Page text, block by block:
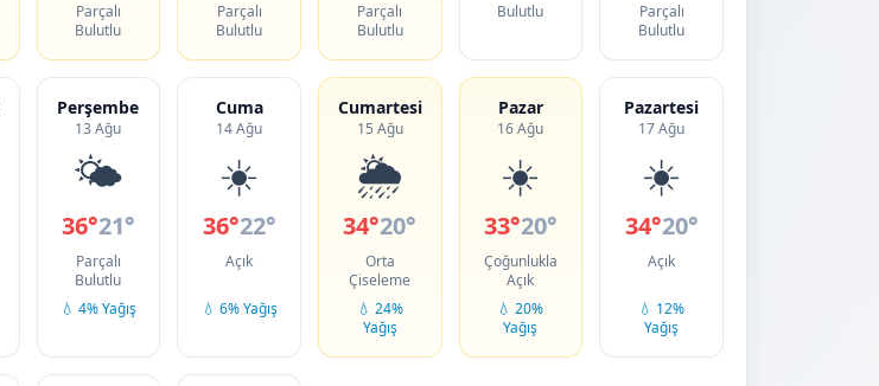
Parçalı
Bulutlu
Parçalı
Bulutlu
Parçalı
Bulutlu
Bulutlu
Parçalı
Bulutlu
Perşembe
13 Ağu
🌤️
36°21°
Parçalı
Bulutlu
💧 4% Yağış
Cuma
14 Ağu
☀️
36°22°
Açık
💧 6% Yağış
Cumartesi
15 Ağu
🌦️
34°20°
Orta
Çiseleme
💧 24%
Yağış
Pazar
16 Ağu
☀️
33°20°
Çoğunlukla
Açık
💧 20%
Yağış
Pazartesi
17 Ağu
☀️
34°20°
Açık
💧 12%
Yağış